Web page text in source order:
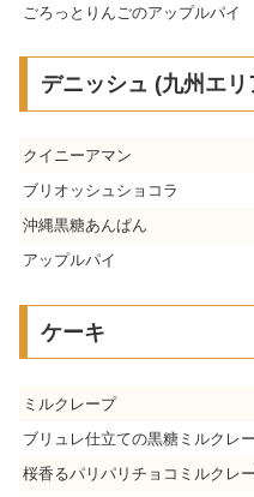
ごろっとりんごのアップルパイ
デニッシュ (九州エリ
クイニーアマン
ブリオッシュショコラ
沖縄黒糖あんぱん
アップルパイ
ケーキ
ミルクレープ
ブリュレ仕立ての黒糖ミルクレ
桜香るパリパリチョコミルクレ